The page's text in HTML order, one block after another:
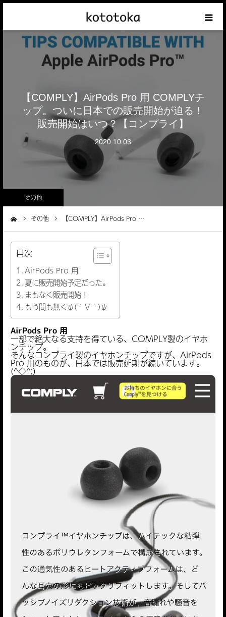
【COMPLY】AirPods Pro 用 COMPLYチ
ップ。ついに日本での販売開始が迫る！
販売開始はいつ？【コンプライ】
2020.10.03
その他
その他 【COMPLY】AirPods Pro …
目次
AirPods Pro 用
夏に販売開始予定だった。
まもなく販売開始！
もう間も無くψ(｀∇´)ψ
AirPods Pro 用
一部で絶大なる支持を得ている、COMPLY製のイヤホ
ンチップ。
そんなコンプライ製のイヤホンチップですが、AirPods
Pro 用のものが、日本では販売延期が続いています。
(^◇^;)
Appleの話
クレジットカードの話
iPhoneの話
その他の話
テーマリスト